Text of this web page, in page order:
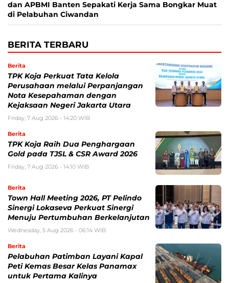
dan APBMI Banten Sepakati Kerja Sama Bongkar Muat
di Pelabuhan Ciwandan
BERITA TERBARU
Berita
TPK Koja Perkuat Tata Kelola
Perusahaan melalui Perpanjangan
Nota Kesepahaman dengan
Kejaksaan Negeri Jakarta Utara
Friday, 7 Aug 2026 - 14:20 WIB
Berita
TPK Koja Raih Dua Penghargaan
Gold pada TJSL & CSR Award 2026
Friday, 7 Aug 2026 - 14:10 WIB
Berita
Town Hall Meeting 2026, PT Pelindo
Sinergi Lokaseva Perkuat Sinergi
Menuju Pertumbuhan Berkelanjutan
Wednesday, 5 Aug 2026 - 06:14 WIB
Berita
Pelabuhan Patimban Layani Kapal
Peti Kemas Besar Kelas Panamax
untuk Pertama Kalinya